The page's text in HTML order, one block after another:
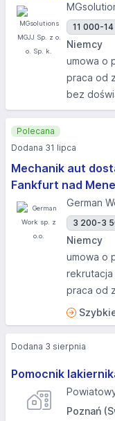
11 000-14
Niemcy
umowa o
praca od
bez
Mechanik aut
Fankfurt nad
German
3 200-3
Niemcy
umowa o
rekrutacja
praca od
Polecana
Dodana 31 lipca
Pomocnik
Poznań
Dodana 3 sierpnia